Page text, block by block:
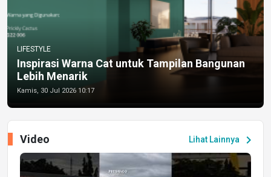
LIFESTYLE
Inspirasi Warna Cat untuk Tampilan Bangunan
Lebih Menarik
Kamis, 30 Jul 2026 10:17
Lihat Lainnya chevron_right
Video